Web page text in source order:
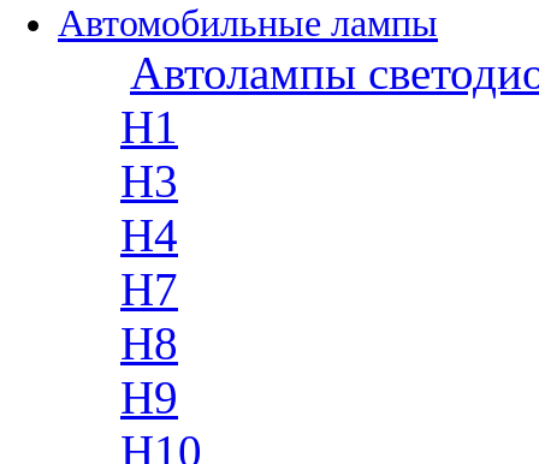
Автомобильные лампы
Автолампы
H1
H3
H4
H7
H8
H9
H10